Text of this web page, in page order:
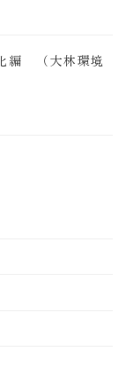
編 （大林環境